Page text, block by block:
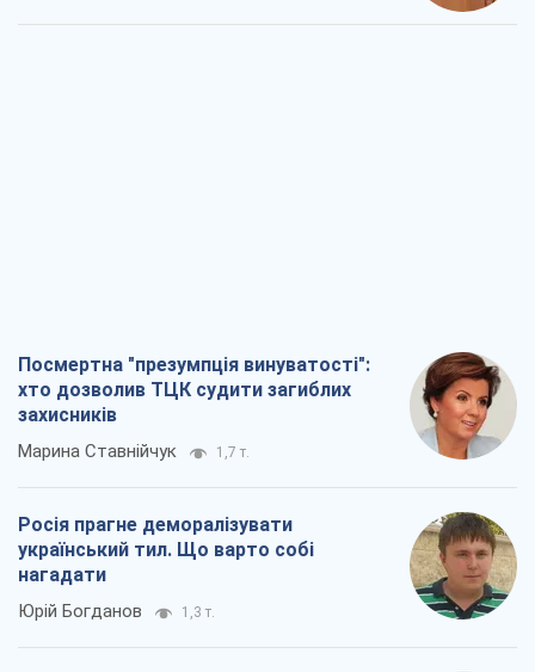
Посмертна "презумпція винуватості":
хто дозволив ТЦК судити загиблих
захисників
Марина Ставнійчук 1,7 т.
Росія прагне деморалізувати
український тил. Що варто собі
нагадати
Юрій Богданов 1,3 т.